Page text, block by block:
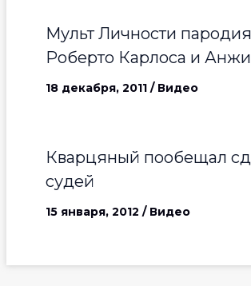
Мульт Личности
Роберто Карлоса и Анжи
18 декабря, 2011 / Видео
Кварцяный пообещал
судей
15 января, 2012 / Видео